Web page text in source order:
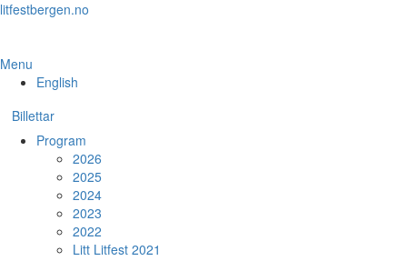
Skip
content
litfestbergen.no
Menu
English
Billettar
Program
2026
2025
2024
2023
2022
Litt Litfest 2021